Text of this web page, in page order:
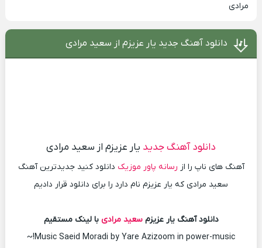
مرادی
دانلود آهنگ جدید یار عزیزم از سعید مرادی
دانلود آهنگ جدید یار عزیزم از سعید مرادی
آهنگ های ناپ را از رسانه پاور موزیک دانلود کنید جدیدترین آهنگ
سعید مرادی که یار عزیزم نام دارد را برای دانلود قرار دادیم
دانلود آهنگ یار عزیزمسعید مرادی با لینک مستقیم
Music Saeid Moradi by Yare Azizoom in power-music!~